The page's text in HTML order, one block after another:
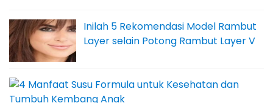
Inilah 5 Rekomendasi Model Rambut
Layer selain Potong Rambut Layer V